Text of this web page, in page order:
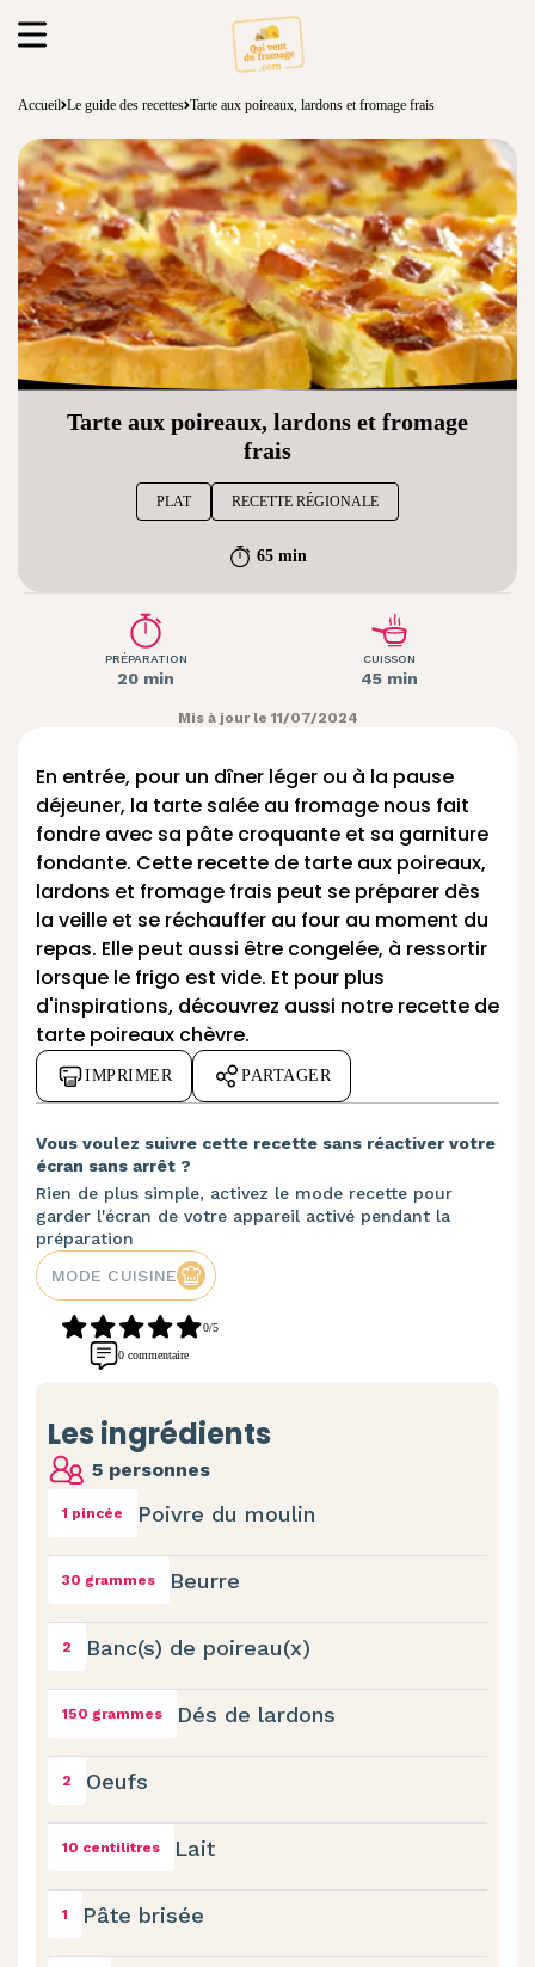
Accueil Le guide des recettes Tarte aux poireaux, lardons et fromage frais
Tarte aux poireaux, lardons et fromage
frais
PLAT RECETTE RÉGIONALE
65 min
PRÉPARATION
20 min
CUISSON
45 min
Mis à jour le 11/07/2024
En entrée, pour un dîner léger ou à la pause
déjeuner, la tarte salée au fromage nous fait
fondre avec sa pâte croquante et sa garniture
fondante. Cette recette de tarte aux poireaux,
lardons et fromage frais peut se préparer dès
la veille et se réchauffer au four au moment du
repas. Elle peut aussi être congelée, à ressortir
lorsque le frigo est vide. Et pour plus
d'inspirations, découvrez aussi notre recette de
tarte poireaux chèvre.
IMPRIMER PARTAGER
Vous voulez suivre cette recette sans réactiver votre
écran sans arrêt ?
Rien de plus simple, activez le mode recette pour
garder l'écran de votre appareil activé pendant la
préparation
MODE CUISINE
0/5
0 commentaire
Les ingrédients
5 personnes
1 pincée Poivre du moulin
30 grammes Beurre
2 Banc(s) de poireau(x)
150 grammes Dés de lardons
2 Oeufs
10 centilitres Lait
1 Pâte brisée